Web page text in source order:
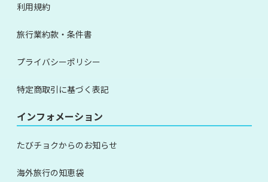
利用規約
旅行業約款・条件書
プライバシーポリシー
特定商取引に基づく表記
インフォメーション
たびチョクからのお知らせ
海外旅行の知恵袋